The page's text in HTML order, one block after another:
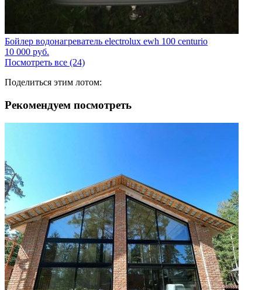
Бойлер водонагреватель electrolux ewh 100 centurio
10 000 руб.
Посмотреть все (24)
Поделиться этим лотом:
Рекомендуем посмотреть